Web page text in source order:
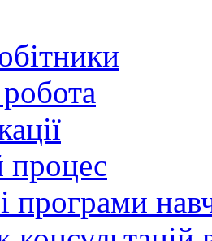
процес
програми